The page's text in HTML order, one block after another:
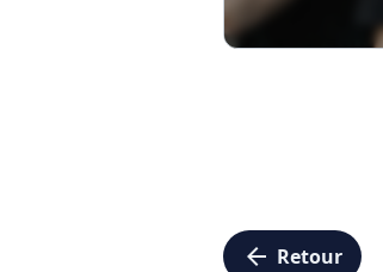
arrow_left Retour